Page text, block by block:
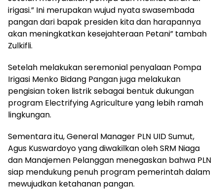
irigasi.” Ini merupakan wujud nyata swasembada
pangan dari bapak presiden kita dan harapannya
akan meningkatkan kesejahteraan Petani” tambah
Zulkifli.
Setelah melakukan seremonial penyalaan Pompa
Irigasi Menko Bidang Pangan juga melakukan
pengisian token listrik sebagai bentuk dukungan
program Electrifying Agriculture yang lebih ramah
lingkungan.
Sementara itu, General Manager PLN UID Sumut,
Agus Kuswardoyo yang diwakilkan oleh SRM Niaga
dan Manajemen Pelanggan menegaskan bahwa PLN
siap mendukung penuh program pemerintah dalam
mewujudkan ketahanan pangan.